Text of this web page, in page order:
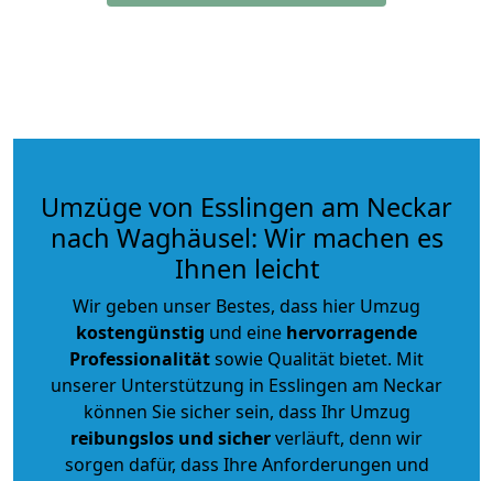
Umzüge von Esslingen am Neckar
nach Waghäusel: Wir machen es
Ihnen leicht
Wir geben unser Bestes, dass hier Umzug
kostengünstig und eine hervorragende
Professionalitätsowie Qualität bietet. Mit
unserer Unterstützung in Esslingen am Neckar
können Sie sicher sein, dass Ihr Umzug
reibungslos und sicherverläuft, denn wir
sorgen dafür, dass Ihre Anforderungen und